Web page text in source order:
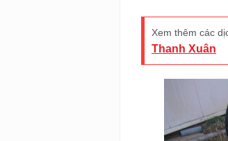
Xem thêm các
Thanh Xuân